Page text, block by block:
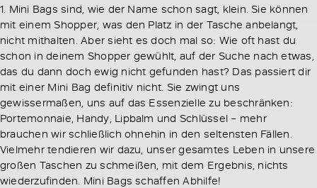
1. Mini Bags sind, wie der Name schon sagt, klein. Sie können
mit einem Shopper, was den Platz in der Tasche anbelangt,
nicht mithalten. Aber sieht es doch mal so: Wie oft hast du
schon in deinem Shopper gewühlt, auf der Suche nach etwas,
das du dann doch ewig nicht gefunden hast? Das passiert dir
mit einer Mini Bag definitiv nicht. Sie zwingt uns
gewissermaßen, uns auf das Essenzielle zu beschränken:
Portemonnaie, Handy, Lipbalm und Schlüssel – mehr
brauchen wir schließlich ohnehin in den seltensten Fällen.
Vielmehr tendieren wir dazu, unser gesamtes Leben in unsere
großen Taschen zu schmeißen, mit dem Ergebnis, nichts
wiederzufinden. Mini Bags schaffen Abhilfe!